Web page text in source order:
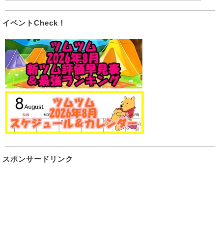
イベントCheck！
スポンサードリンク